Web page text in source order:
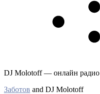
DJ Molotoff — онлайн радио
Заботов and DJ Molotoff